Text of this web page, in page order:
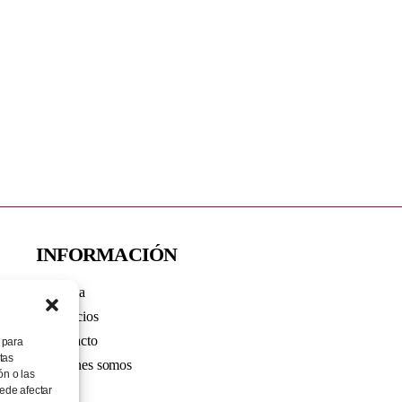
o las
afectar
INFORMACIÓN
Tienda
Servicios
Contacto
Quiénes somos